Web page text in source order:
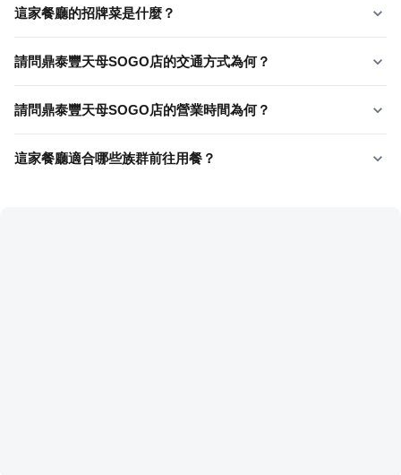
這家餐廳的招牌菜是什麼？
請問鼎泰豐天母SOGO店的交通方式為何？
請問鼎泰豐天母SOGO店的營業時間為何？
這家餐廳適合哪些族群前往用餐？